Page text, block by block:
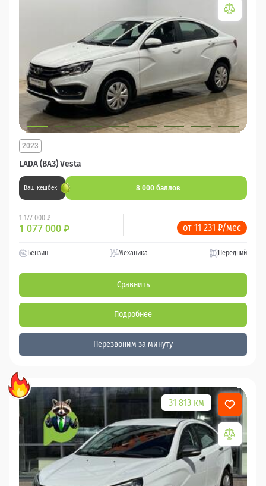
LADA (ВАЗ) Vesta
2023
Ваш кешбек 8 000 баллов
1 177 000 ₽
1 077 000 ₽ от 11 231 ₽/мес
Бензин Механика Передний
Сравнить
Подробнее
Перезвоним за минуту
31 813 км